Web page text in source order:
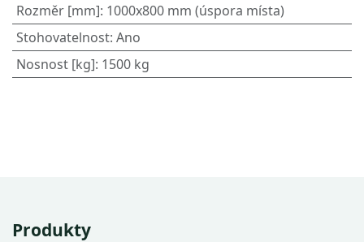
Rozměr [mm]: 1000x800 mm (úspora místa)
Stohovatelnost: Ano
Nosnost [kg]: 1500 kg
Produkty